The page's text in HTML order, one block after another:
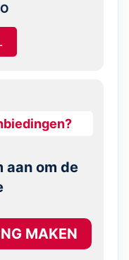
aan om de
MAKEN